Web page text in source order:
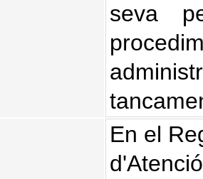
seva
En el